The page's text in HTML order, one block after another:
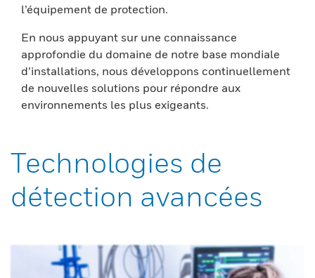
l’équipement de protection.
En nous appuyant sur une connaissance
approfondie du domaine de notre base mondiale
d’installations, nous développons continuellement
de nouvelles solutions pour répondre aux
environnements les plus exigeants.
Technologies de
détection avancées